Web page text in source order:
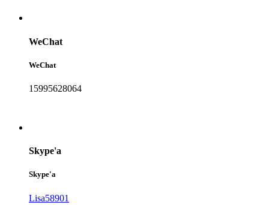
WeChat
WeChat
15995628064
Skype'a
Skype'a
Lisa58901